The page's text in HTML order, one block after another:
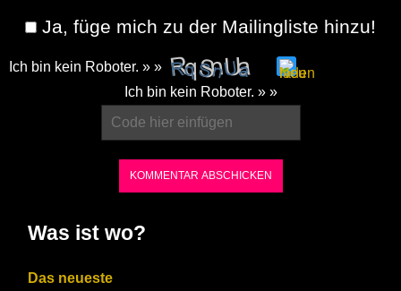
Ja, füge mich zu der Mailingliste hinzu!
Ich bin kein Roboter. » »
CAPTCHA
Ich bin kein Roboter. » »
Was ist wo?
Das neueste